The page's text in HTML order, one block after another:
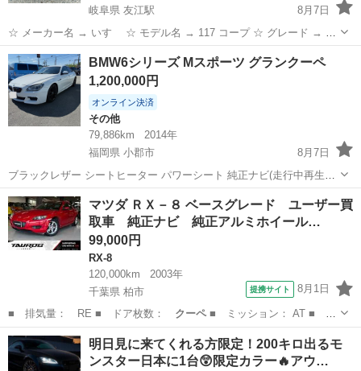
岐阜県 友江駅
8月7日
☆ メーカー名 → いすゞ ☆ モデル名 → 117 コープ ☆ グレード → EX
☆ 排気量 → 2000cc ☆ 年式 → 1980年 ☆ 車検 → なし ☆ 走行距離 →
90500km ☆ シフト →...
岐阜 大垣市 その他
BMW6シリーズ Mスポーツ グランクーペ
1,200,000円
オンライン決済
その他
79,886km
2014年
福岡県 小郡市
8月7日
ブラックレザー シートヒーター パワーシート 純正ナビ(走行中再生可)
ETC クルーズコントロール バックカメラ エンジンオイル5000km交換
(WAKO'S EuroTouring) タイヤ4本交換済 走行距離8...
福岡 小郡市 その他
マツダ ＲＸ－８ ベースグレード ユーザー買
取車 純正ナビ 純正アルミホイール…
99,000円
RX-8
120,000km
2003年
千葉県 柏市
提携サイト 8月1日
■ 排気量： RE ■ ドア枚数： クーペ■ ミッション： AT ■ 店
舗PR…
千葉 柏市 RX-8
明日見に来てくれる方限定！200キロ出るモ
ンスター日本に1台😲限定カラー🔥アウ…